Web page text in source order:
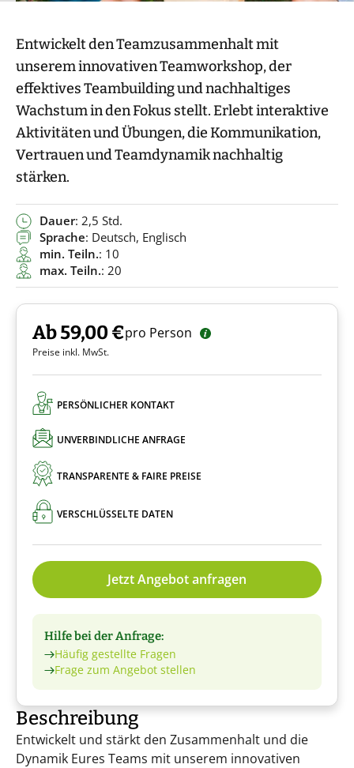
Entwickelt den Teamzusammenhalt mit
unserem innovativen Teamworkshop, der
effektives Teambuilding und nachhaltiges
Wachstum in den Fokus stellt. Erlebt interaktive
Aktivitäten und Übungen, die Kommunikation,
Vertrauen und Teamdynamik nachhaltig
stärken.
Dauer: 2,5 Std.
Sprache: Deutsch, Englisch
min. Teiln.: 10
max. Teiln.: 20
Ab 59,00 €pro Person
Preise inkl. MwSt.
PERSÖNLICHER KONTAKT
UNVERBINDLICHE ANFRAGE
TRANSPARENTE & FAIRE PREISE
VERSCHLÜSSELTE DATEN
Jetzt Angebot anfragen
Hilfe bei der Anfrage:
Häufig gestellte Fragen
Frage zum Angebot stellen
Beschreibung
Entwickelt und stärkt den Zusammenhalt und die
Dynamik Eures Teams mit unserem innovativen